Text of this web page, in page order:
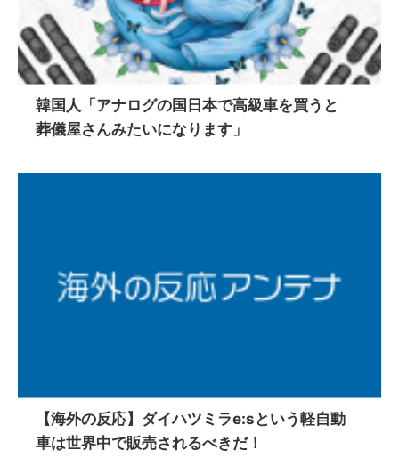
韓国人「アナログの国日本で高級車を買うと
葬儀屋さんみたいになります」
【海外の反応】ダイハツミラe:sという軽自動
車は世界中で販売されるべきだ！